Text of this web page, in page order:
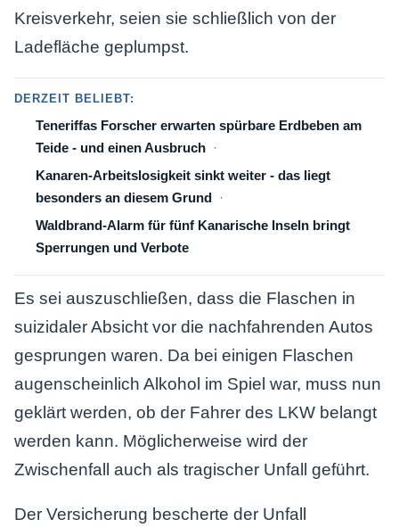
Kreisverkehr, seien sie schließlich von der
Ladefläche geplumpst.
DERZEIT BELIEBT:
Teneriffas Forscher erwarten spürbare Erdbeben am
Teide - und einen Ausbruch
Kanaren-Arbeitslosigkeit sinkt weiter - das liegt
besonders an diesem Grund
Waldbrand-Alarm für fünf Kanarische Inseln bringt
Sperrungen und Verbote
Es sei auszuschließen, dass die Flaschen in
suizidaler Absicht vor die nachfahrenden Autos
gesprungen waren. Da bei einigen Flaschen
augenscheinlich Alkohol im Spiel war, muss nun
geklärt werden, ob der Fahrer des LKW belangt
werden kann. Möglicherweise wird der
Zwischenfall auch als tragischer Unfall geführt.
Der Versicherung bescherte der Unfall